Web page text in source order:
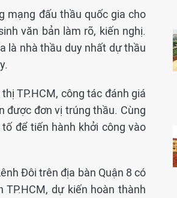
mạng đấu thầu quốc gia cho
văn bản làm rõ, kiến nghị.
là nhà thầu duy nhất dự thầu
TP.HCM, công tác đánh giá
được đơn vị trúng thầu. Cùng
để tiến hành khởi công vào
Đôi trên địa bàn Quận 8 có
dự kiến hoàn thành